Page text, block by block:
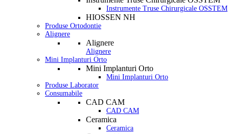
Instrumente Truse Chirurgicale OSSTEM
HIOSSEN NH
Produse Ortodontie
Alignere
Alignere
Alignere
Mini Implanturi Orto
Mini Implanturi Orto
Mini Implanturi Orto
Produse Laborator
Consumabile
CAD CAM
CAD CAM
Ceramica
Ceramica